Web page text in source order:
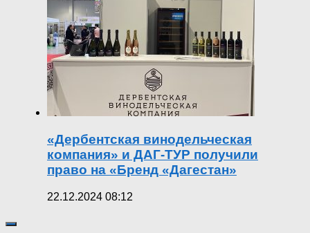
«Дербентская винодельческая
компания» и ДАГ-ТУР получили
право на «Бренд «Дагестан»
22.12.2024 08:12